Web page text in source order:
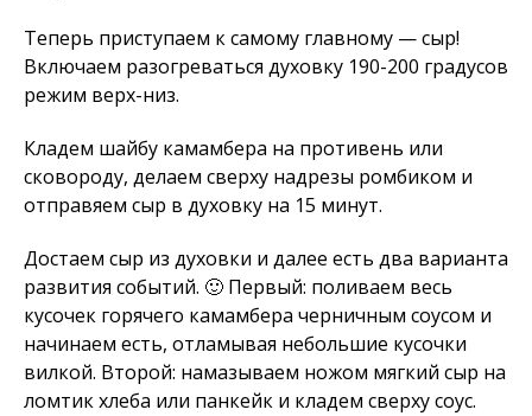
Теперь приступаем к самому главному — сыр!
Включаем разогреваться духовку 190-200 градусов
режим верх-низ.
Кладем шайбу камамбера на противень или
сковороду, делаем сверху надрезы ромбиком и
отправяем сыр в духовку на 15 минут.
Достаем сыр из духовки и далее есть два варианта
развития событий. 🙂 Первый: поливаем весь
кусочек горячего камамбера черничным соусом и
начинаем есть, отламывая небольшие кусочки
вилкой. Второй: намазываем ножом мягкий сыр на
ломтик хлеба или панкейк и кладем сверху соус.